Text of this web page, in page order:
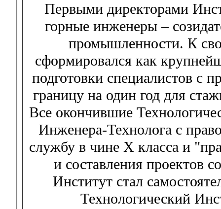
Первыми директорами
горные инженеры –
промышленности. К
сформировался как
подготовки специалистов с
границу на один год для
Все окончившие
Инженера-Технолога с
службу в чине X класса и
и составления проектов
Институт стал
Технологический